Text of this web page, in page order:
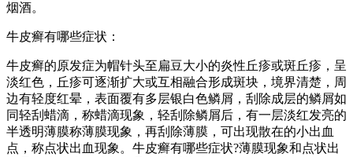
烟酒。
牛皮癣有哪些症状：
牛皮癣的原发症为帽针头至扁豆大小的炎性丘疹或斑丘疹，呈
淡红色，丘疹可逐渐扩大或互相融合形成斑块，境界清楚，周
边有轻度红晕，表面覆有多层银白色鳞屑，刮除成层的鳞屑如
同轻刮蜡滴，称蜡滴现象，轻刮除鳞屑后，有一层淡红发亮的
半透明薄膜称薄膜现象，再刮除薄膜，可出现散在的小出血
点，称点状出血现象。牛皮癣有哪些症状?薄膜现象和点状出